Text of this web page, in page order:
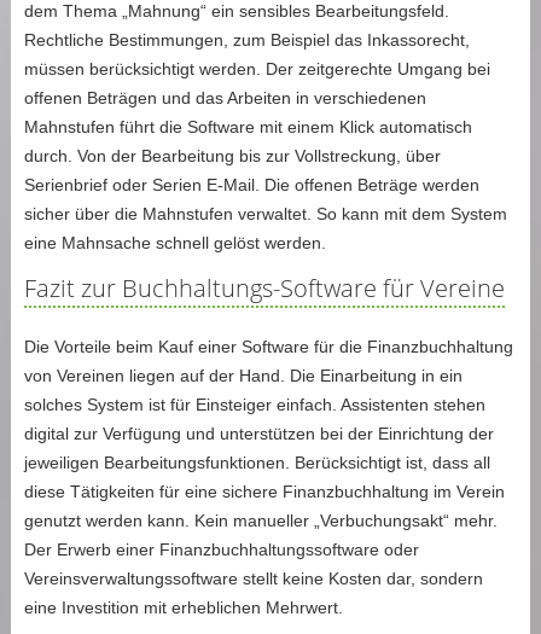
dem Thema „Mahnung“ ein sensibles Bearbeitungsfeld.
Rechtliche Bestimmungen, zum Beispiel das Inkassorecht,
müssen berücksichtigt werden. Der zeitgerechte Umgang bei
offenen Beträgen und das Arbeiten in verschiedenen
Mahnstufen führt die Software mit einem Klick automatisch
durch. Von der Bearbeitung bis zur Vollstreckung, über
Serienbrief oder Serien E-Mail. Die offenen Beträge werden
sicher über die Mahnstufen verwaltet. So kann mit dem System
eine Mahnsache schnell gelöst werden.
Fazit zur Buchhaltungs-Software für Vereine
Die Vorteile beim Kauf einer Software für die Finanzbuchhaltung
von Vereinen liegen auf der Hand. Die Einarbeitung in ein
solches System ist für Einsteiger einfach. Assistenten stehen
digital zur Verfügung und unterstützen bei der Einrichtung der
jeweiligen Bearbeitungsfunktionen. Berücksichtigt ist, dass all
diese Tätigkeiten für eine sichere Finanzbuchhaltung im Verein
genutzt werden kann. Kein manueller „Verbuchungsakt“ mehr.
Der Erwerb einer Finanzbuchhaltungssoftware oder
Vereinsverwaltungssoftware stellt keine Kosten dar, sondern
eine Investition mit erheblichen Mehrwert.